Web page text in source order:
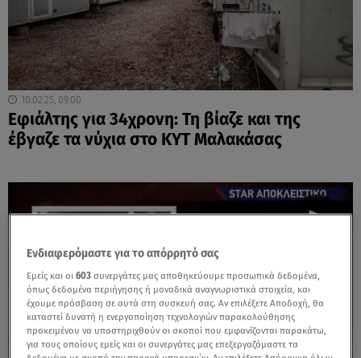
10.02.25, 09:00
Εφιάλτης για 34χρονη: Τη βίαζε και της
έβγαζε τα νύχια στο ΚΥΤ Μαλακάσας
Ενδιαφερόμαστε για το απόρρητό σας
Εμείς και οι603 συνεργάτες μας αποθηκεύουμε προσωπικά δεδομένα,
όπως δεδομένα περιήγησης ή μοναδικά αναγνωριστικά στοιχεία, και
έχουμε πρόσβαση σε αυτά στη συσκευή σας. Αν επιλέξετε Αποδοχή, θα
καταστεί δυνατή η ενεργοποίηση τεχνολογιών παρακολούθησης
προκειμένου να υποστηριχθούν οι σκοποί που εμφανίζονται παρακάτω,
για τους οποίους εμείς και οι συνεργάτες μας επεξεργαζόμαστε τα